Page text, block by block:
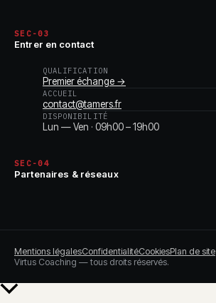
SEC-03
Entrer en contact
QUALIFICATION
Premier échange →
ACCUEIL
contact@tamers.fr
DISPONIBILITÉ
Lun — Ven · 09h00 – 19h00
SEC-04
Partenaires & réseaux
Mentions légalesConfidentialitéCookiesPlan de site
Virtus Coaching — tous droits réservés.